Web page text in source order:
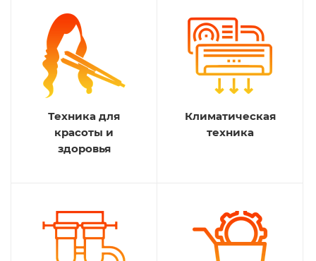
Техника для
красоты и
здоровья
Климатическая
техника